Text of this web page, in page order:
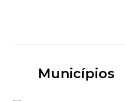
Municípios